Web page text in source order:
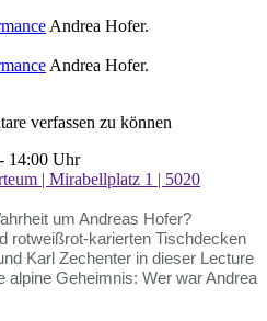
Andrea Hofer.
Andrea Hofer.
verfassen zu können
14:00 Uhr
| Mirabellplatz 1 | 5020
um Andreas Hofer?
rotweißrot-karierten Tischdecken
Karl Zechenter in dieser Lecture
alpine Geheimnis: Wer war Andrea